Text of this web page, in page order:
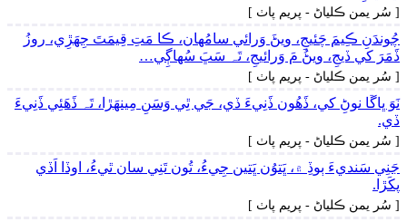
[ سُر يمن ڪلياڻ - پريم پاٺ ]
چُوندَنِ ڪِيمَ چَئيجِ، ويڻَ وَرائي سامُھان، ڪا مَتِ قِيمَتَ جِھَڙِي، روزُ
ڏَمَرَ کي ڏيجِ، ويڻُ مَ وَرائيجِ، تَہ سَڀَ سُھاڳِي…
[ سُر يمن ڪلياڻ - پريم پاٺ ]
نَوَ ڀاڱا نوڻِ کي، ڏَھُون ڏَنِيءَ ڏي، جَي ٿِي وَسَنِ مِينھَڙا، تَہ ڏَھَئِي ڏَنِيءَ
ڏي.
[ سُر يمن ڪلياڻ - پريم پاٺ ]
جَنِي سَنديءَ ٻوڏِ ۾، ڀَتوُن ڀَتين جِيءُ، تُون تَنِي سان ٿيءُ، اوڏا اَڏي
پکَڙا.
[ سُر يمن ڪلياڻ - پريم پاٺ ]